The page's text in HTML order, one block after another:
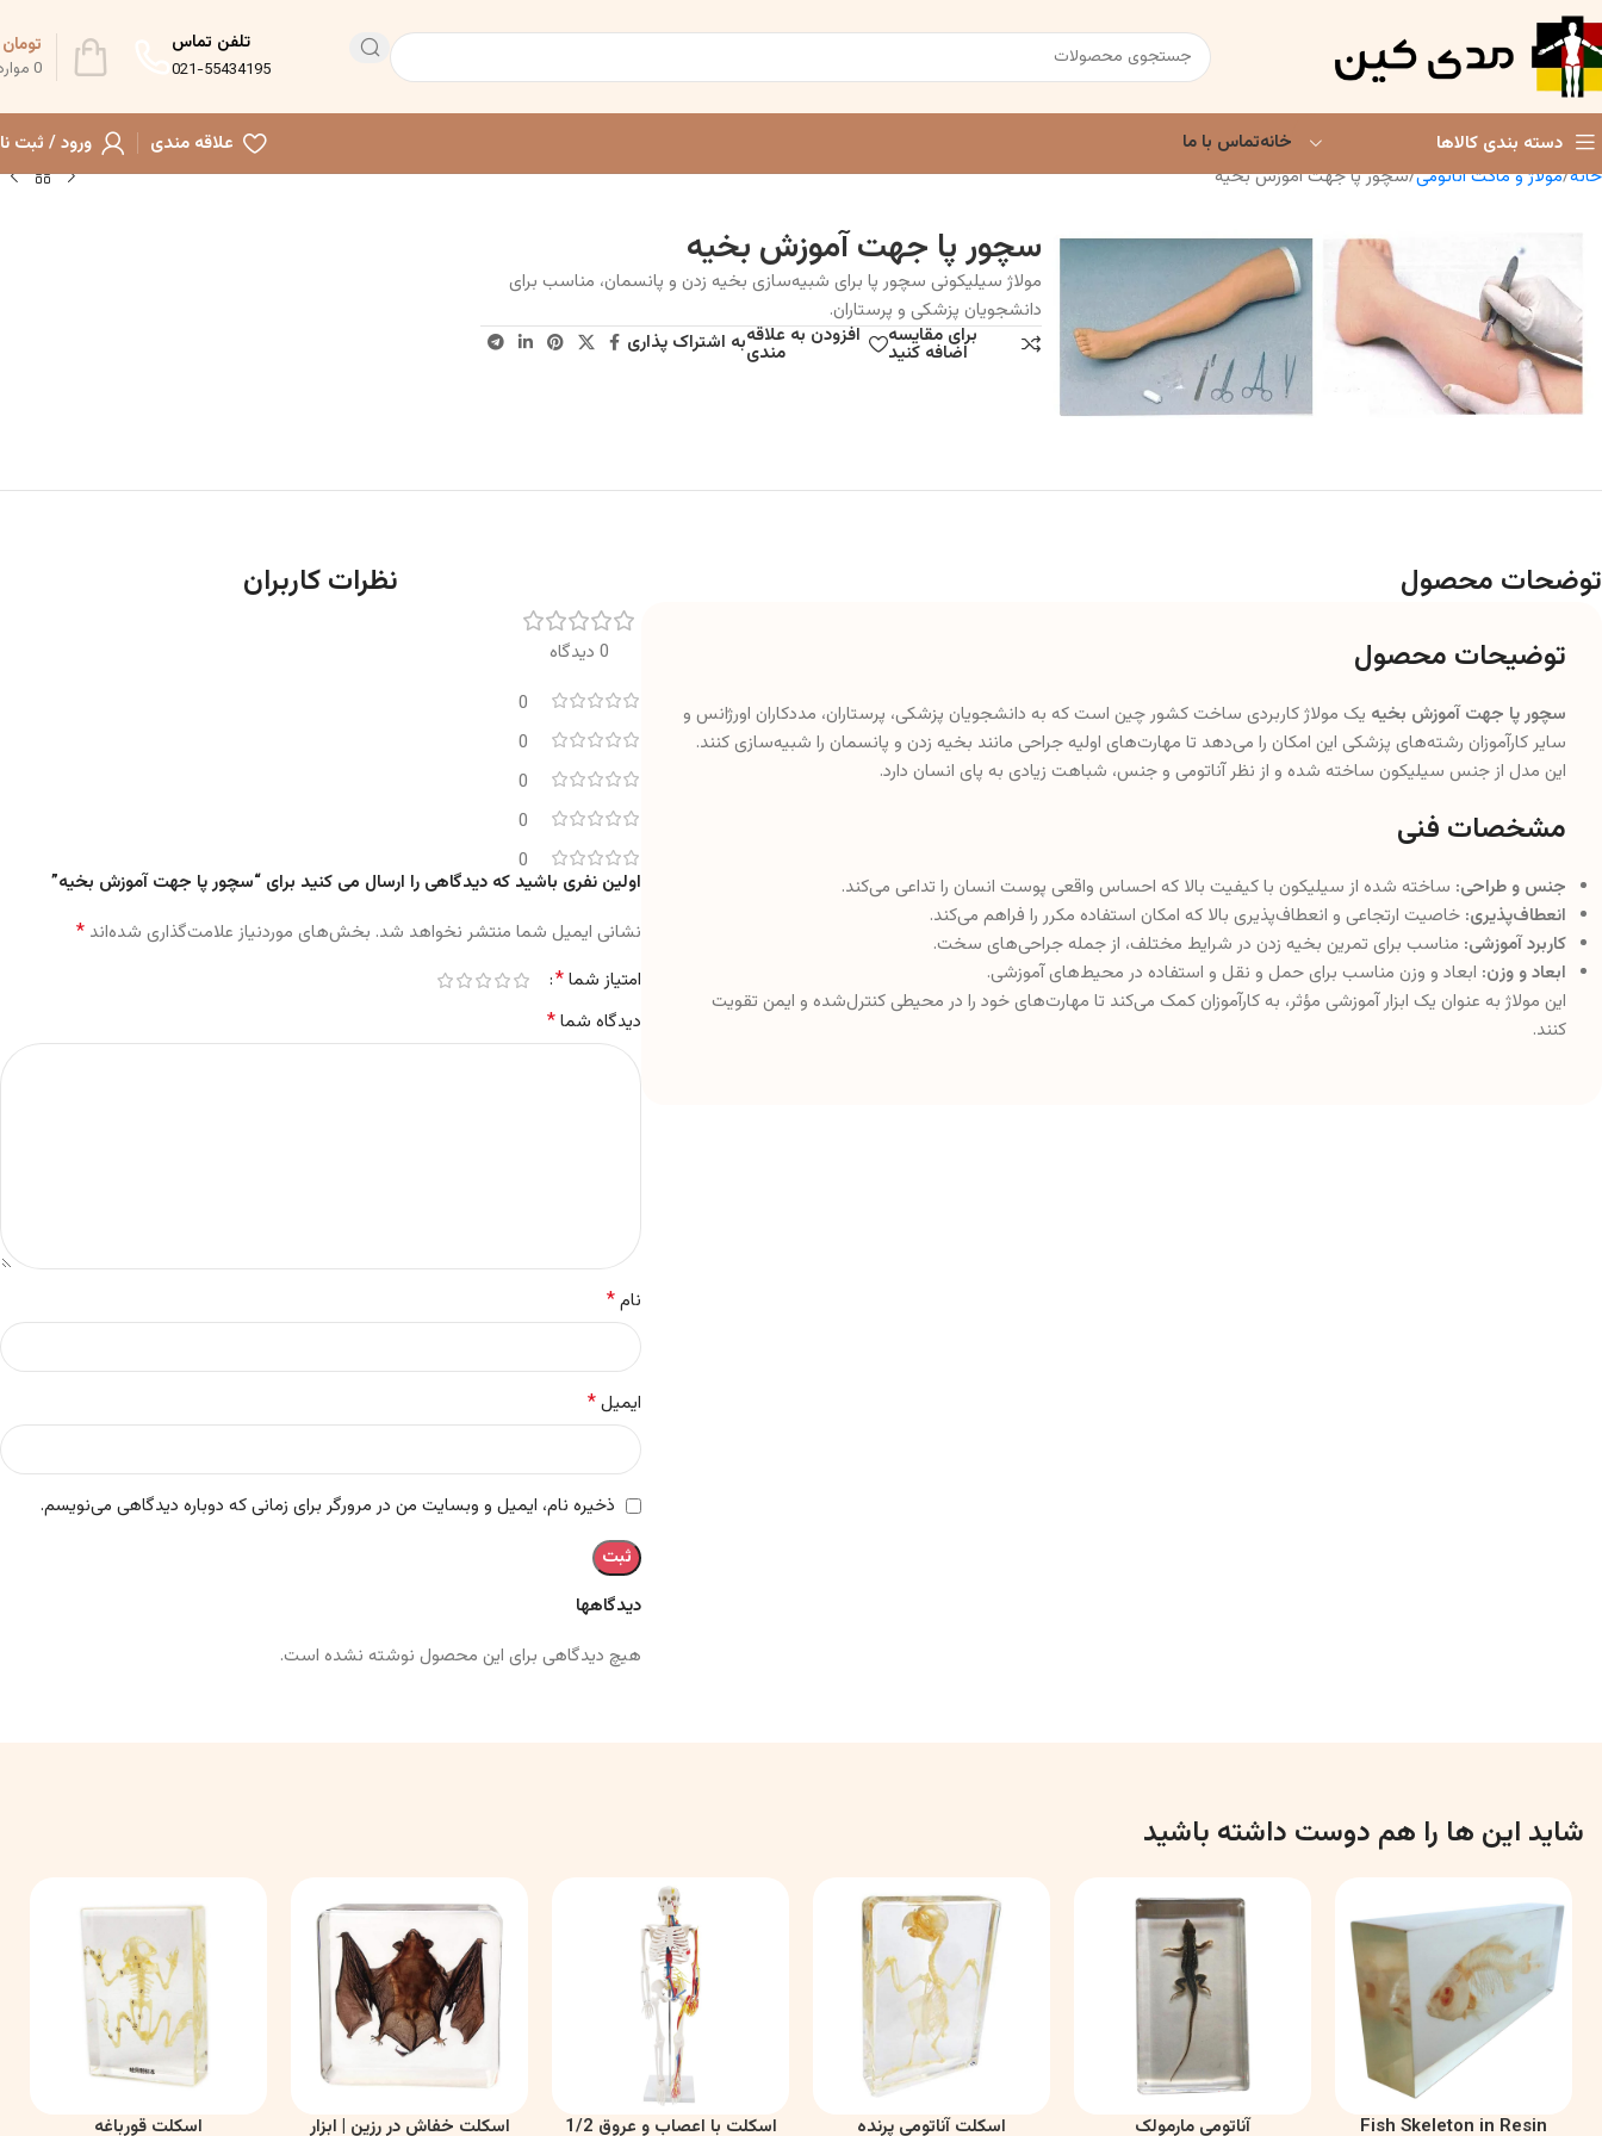
تلفن تماس
021-55434195
0
تومان
دسته بندی کالاها خانهتماس با ما علاقه مندی
ورود / ثبت
خانه مولاژ و ماکت آناتومی سچور پا جهت آموزش بخیه
سچور پا جهت آموزش بخیه
مولاژ سیلیکونی سچور پا برای شبیه‌سازی بخیه زدن و پانسمان، مناسب برای
دانشجویان پزشکی و پرستاران.
برای مقایسه
اضافه کنید
افزودن به علاقه
مندیبه اشتراک پذاری
توضحات محصول
توضیحات محصول
سچور پا جهت آموزش بخیه یک مولاژ کاربردی ساخت کشور چین است که به دانشجویان پزشکی، پرستاران، مددکاران اورژانس و
سایر کارآموزان رشته‌های پزشکی این امکان را می‌دهد تا مهارت‌های اولیه جراحی مانند بخیه زدن و پانسمان را شبیه‌سازی کنند.
این مدل از جنس سیلیکون ساخته شده و از نظر آناتومی و جنس، شباهت زیادی به پای انسان دارد.
مشخصات فنی
جنس و طراحی: ساخته شده از سیلیکون با کیفیت بالا که احساس واقعی پوست انسان را تداعی می‌کند.
انعطاف‌پذیری: خاصیت ارتجاعی و انعطاف‌پذیری بالا که امکان استفاده مکرر را فراهم می‌کند.
کاربرد آموزشی: مناسب برای تمرین بخیه زدن در شرایط مختلف، از جمله جراحی‌های سخت.
ابعاد و وزن: ابعاد و وزن مناسب برای حمل و نقل و استفاده در محیط‌های آموزشی.
این مولاژ به عنوان یک ابزار آموزشی مؤثر، به کارآموزان کمک می‌کند تا مهارت‌های خود را در محیطی کنترل‌شده و ایمن تقویت
کنند.
نظرات کاربران
0 دیدگاه
0
0
0
0
0
دیدگاهها
هیچ دیدگاهی برای این محصول نوشته نشده است.
اولین نفری باشید که دیدگاهی را ارسال می کنید برای “سچور پا جهت آموزش بخیه”
نشانی ایمیل شما منتشر نخواهد شد. بخش‌های موردنیاز علامت‌گذاری شده‌اند*
امتیاز شما*
دیدگاه شما*
نام*
ایمیل*
ذخیره نام، ایمیل و وبسایت من در مرورگر برای زمانی که دوباره دیدگاهی می‌نویسم.
شاید این ها را هم دوست داشته باشید
اطلاعات بیشتر
Fish Skeleton in Resin
اطلاعات بیشترآناتومی مارمولک
اطلاعات بیشتر
اسکلت آناتومی پرنده
اطلاعات بیشتر
اسکلت با اعصاب و عروق 1/2
اطلاعات بیشتر
اسکلت خفاش در رزین | ابزار
اطلاعات بیشتراسکلت قورباغه